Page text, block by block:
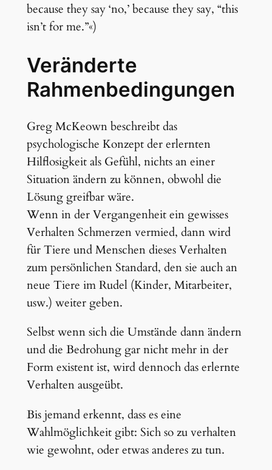
because they say ‘no,’ because they say, “this
isn’t for me.”«)
Veränderte
Rahmenbedingungen
Greg McKeown beschreibt das
psychologische Konzept der erlernten
Hilflosigkeit als Gefühl, nichts an einer
Situation ändern zu können, obwohl die
Lösung greifbar wäre.
Wenn in der Vergangenheit ein gewisses
Verhalten Schmerzen vermied, dann wird
für Tiere und Menschen dieses Verhalten
zum persönlichen Standard, den sie auch an
neue Tiere im Rudel (Kinder, Mitarbeiter,
usw.) weiter geben.
Selbst wenn sich die Umstände dann ändern
und die Bedrohung gar nicht mehr in der
Form existent ist, wird dennoch das erlernte
Verhalten ausgeübt.
Bis jemand erkennt, dass es eine
Wahlmöglichkeit gibt: Sich so zu verhalten
wie gewohnt, oder etwas anderes zu tun.